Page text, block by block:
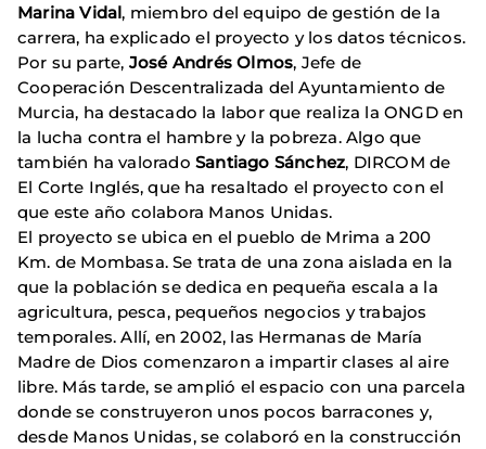
Marina Vidal, miembro del equipo de gestión de la
carrera, ha explicado el proyecto y los datos técnicos.
Por su parte, José Andrés Olmos, Jefe de
Cooperación Descentralizada del Ayuntamiento de
Murcia, ha destacado la labor que realiza la ONGD en
la lucha contra el hambre y la pobreza. Algo que
también ha valorado Santiago Sánchez, DIRCOM de
El Corte Inglés, que ha resaltado el proyecto con el
que este año colabora Manos Unidas.
El proyecto se ubica en el pueblo de Mrima a 200
Km. de Mombasa. Se trata de una zona aislada en la
que la población se dedica en pequeña escala a la
agricultura, pesca, pequeños negocios y trabajos
temporales. Allí, en 2002, las Hermanas de María
Madre de Dios comenzaron a impartir clases al aire
libre. Más tarde, se amplió el espacio con una parcela
donde se construyeron unos pocos barracones y,
desde Manos Unidas, se colaboró en la construcción